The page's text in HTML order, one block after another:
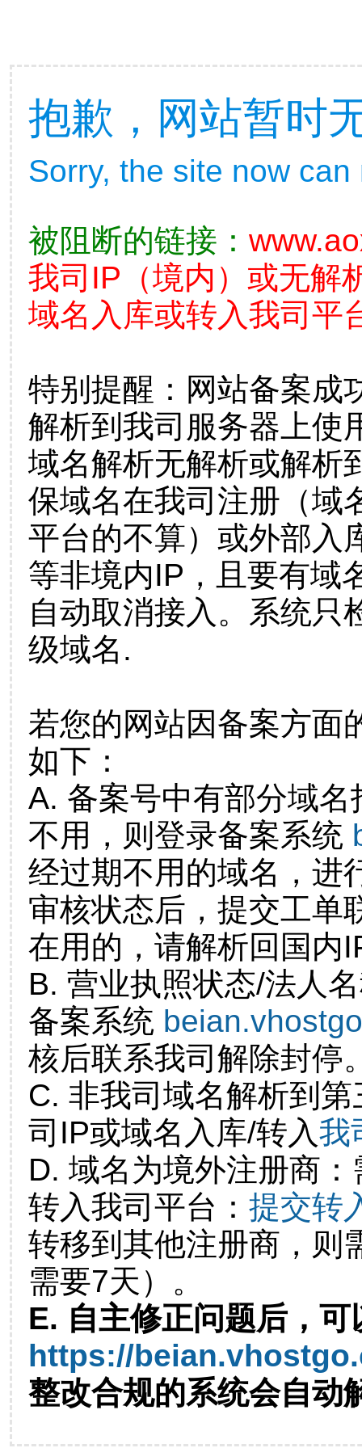
抱歉，网站暂时
Sorry, the site now
被阻断的链接：
我司IP（境内）或无解
域名入库或转入我司平
特别提醒：网站备案成
解析到我司服务器上使
域名解析无解析或解析
保域名在我司注册（域
平台的不算）或外部入
等非境内IP，且要有域
自动取消接入。系统只
级域名.
若您的网站因备案方面
如下：
A. 备案号中有部分域
不用，则登录备案系统
经过期不用的域名，进
审核状态后，提交工单
在用的，请解析回国内
B. 营业执照状态/法人
备案系统
核后联系我司解除封停
C. 非我司域名解析到
司IP或域名入库/转入我
D. 域名为境外注册商
转入我司平台： 提交转
转移到其他注册商，则
需要7天）。
E. 自主修正问题后，可
https://
整改合规的系统会自动